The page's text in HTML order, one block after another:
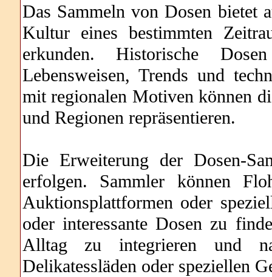
Das Sammeln von Dosen bietet
Kultur eines bestimmten
erkunden. Historische
Lebensweisen, Trends und
mit regionalen Motiven können
und Regionen repräsentieren.
Die Erweiterung der Dosen-
erfolgen. Sammler können
Auktionsplattformen oder
oder interessante Dosen zu
Alltag zu integrieren und
Delikatessläden oder speziellen